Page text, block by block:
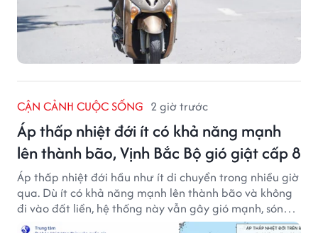
CẬN CẢNH CUỘC SỐNG 2 giờ trước
Áp thấp nhiệt đới ít có khả năng mạnh
lên thành bão, Vịnh Bắc Bộ gió giật cấp 8
Áp thấp nhiệt đới hầu như ít di chuyển trong nhiều giờ
qua. Dù ít có khả năng mạnh lên thành bão và không
đi vào đất liền, hệ thống này vẫn gây gió mạnh, sóng
lớn trên nhiều vùng biển.